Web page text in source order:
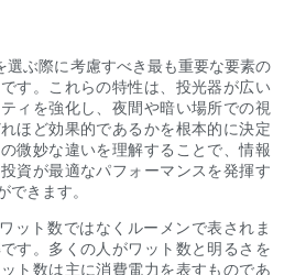
ぶ際に考慮すべき最も重要な要素の
す。これらの特性は、投光器が広い
ィを強化し、夜間や暗い場所での視
ほど効果的であるかを根本的に決定
微妙な違いを理解することで、情報
資が最適なパフォーマンスを発揮す
できます。
ット数ではなくルーメンで表されま
す。多くの人がワット数と明るさを
ト数は主に消費電力を表すものであ